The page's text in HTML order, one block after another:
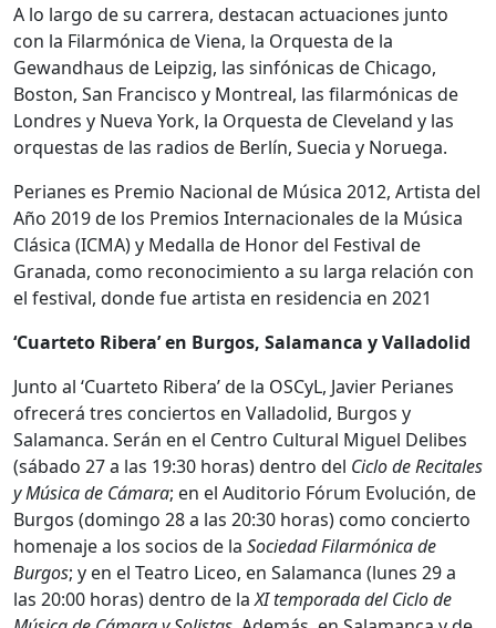
A lo largo de su carrera, destacan actuaciones junto
con la Filarmónica de Viena, la Orquesta de la
Gewandhaus de Leipzig, las sinfónicas de Chicago,
Boston, San Francisco y Montreal, las filarmónicas de
Londres y Nueva York, la Orquesta de Cleveland y las
orquestas de las radios de Berlín, Suecia y Noruega.
Perianes es Premio Nacional de Música 2012, Artista del
Año 2019 de los Premios Internacionales de la Música
Clásica (ICMA) y Medalla de Honor del Festival de
Granada, como reconocimiento a su larga relación con
el festival, donde fue artista en residencia en 2021
‘Cuarteto Ribera’ en Burgos, Salamanca y Valladolid
Junto al ‘Cuarteto Ribera’ de la OSCyL, Javier Perianes
ofrecerá tres conciertos en Valladolid, Burgos y
Salamanca. Serán en el Centro Cultural Miguel Delibes
(sábado 27 a las 19:30 horas) dentro del Ciclo de Recitales
y Música de Cámara; en el Auditorio Fórum Evolución, de
Burgos (domingo 28 a las 20:30 horas) como concierto
homenaje a los socios de la Sociedad Filarmónica de
Burgos; y en el Teatro Liceo, en Salamanca (lunes 29 a
las 20:00 horas) dentro de laXI temporada del Ciclo de